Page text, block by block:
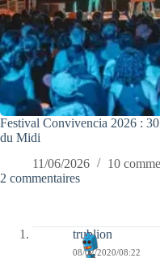
Festival Convivencia 2026 :
du Midi
11/06/2026
10
2 commentaires
trublion
08/02/2020/08:22